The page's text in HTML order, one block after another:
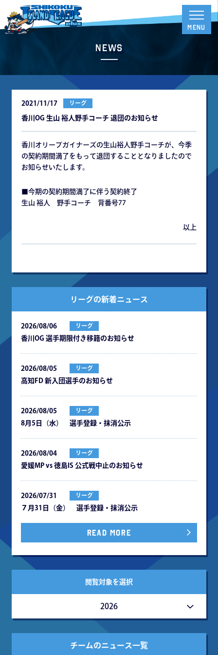
News
2021/11/17 リーグ
香川OG 生山 裕人野手コーチ 退団のお知らせ
香川オリーブガイナーズの生山裕人野手コーチが、今季
の契約期間満了をもって退団することとなりましたので
お知らせいたします。
■今期の契約期間満了に伴う契約終了
生山 裕人 野手コーチ 背番号77
以上
リーグの新着ニュース
2026/08/06 リーグ
⾹川OG 選⼿期限付き移籍のお知らせ
2026/08/05 リーグ
⾼知FD 新⼊団選⼿のお知らせ
2026/08/05 リーグ
8月5日（水） 選手登録・抹消公示
2026/08/04 リーグ
愛媛MP vs 徳島IS 公式戦中⽌のお知らせ
2026/07/31 リーグ
７月31日（金） 選手登録・抹消公示
READ MORE
閲覧対象を選択
2026
チームのニュース一覧